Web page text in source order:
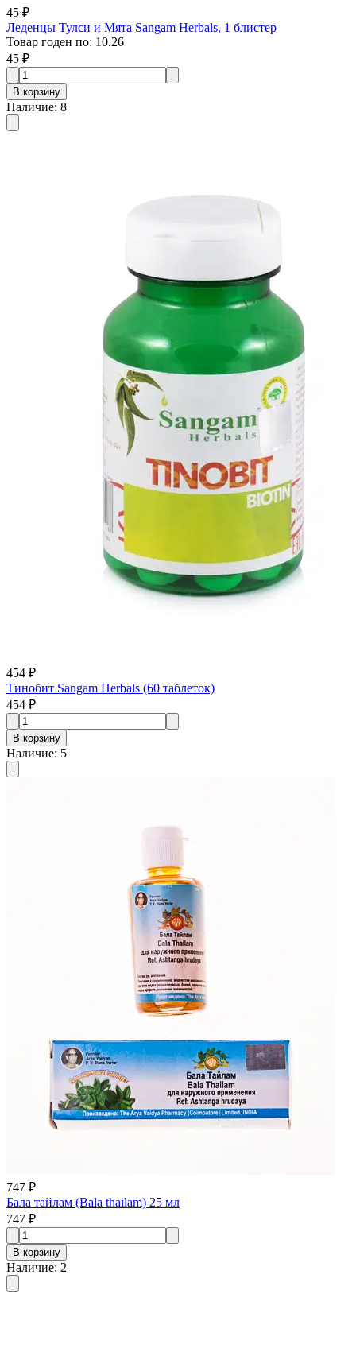
45 ₽
Леденцы Тулси и Мята Sangam Herbals, 1 блистер
Товар годен по: 10.26
45 ₽
В корзину
Наличие: 8
454 ₽
Тинобит Sangam Herbals (60 таблеток)
454 ₽
В корзину
Наличие: 5
747 ₽
Бала тайлам (Bala thailam) 25 мл
747 ₽
В корзину
Наличие: 2